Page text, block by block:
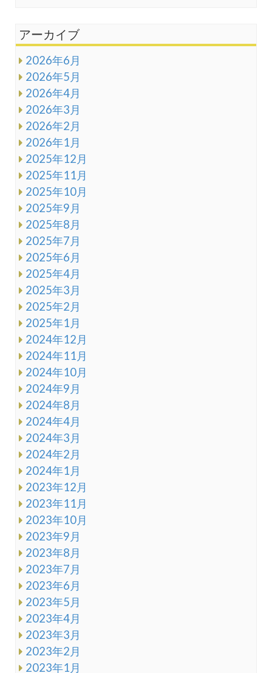
アーカイブ
2026年6月
2026年5月
2026年4月
2026年3月
2026年2月
2026年1月
2025年12月
2025年11月
2025年10月
2025年9月
2025年8月
2025年7月
2025年6月
2025年4月
2025年3月
2025年2月
2025年1月
2024年12月
2024年11月
2024年10月
2024年9月
2024年8月
2024年4月
2024年3月
2024年2月
2024年1月
2023年12月
2023年11月
2023年10月
2023年9月
2023年8月
2023年7月
2023年6月
2023年5月
2023年4月
2023年3月
2023年2月
2023年1月